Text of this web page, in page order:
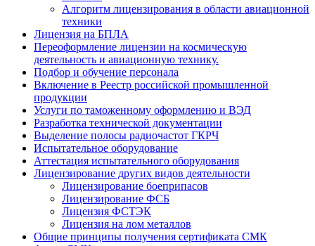
Алгоритм лицензирования в области авиационной
техники
Лицензия на БПЛА
Переоформление лицензии на космическую
деятельность и авиационную технику.
Подбор и обучение персонала
Включение в Реестр российской промышленной
продукции
Услуги по таможенному оформлению и ВЭД
Разработка технической документации
Выделение полосы радиочастот ГКРЧ
Испытательное оборудование
Аттестация испытательного оборудования
Лицензирование других видов деятельности
Лицензирование боеприпасов
Лицензирование ФСБ
Лицензия ФСТЭК
Лицензия на лом металлов
Общие принципы получения сертификата СМК